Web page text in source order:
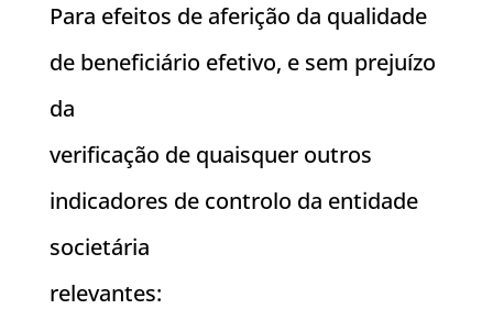
Para efeitos de aferição da qualidade
de beneficiário efetivo, e sem prejuízo
da
verificação de quaisquer outros
indicadores de controlo da entidade
societária
relevantes: